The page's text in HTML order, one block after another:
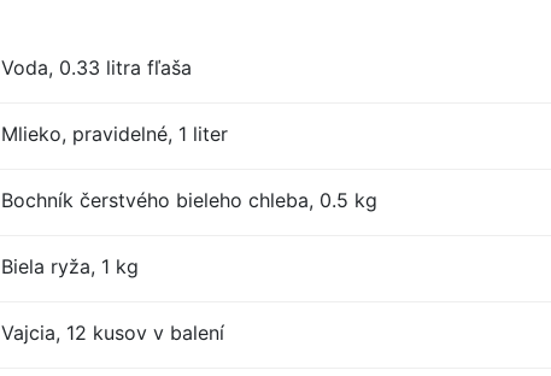
Voda, 0.33 litra fľaša
Mlieko, pravidelné, 1 liter
Bochník čerstvého bieleho chleba, 0.5 kg
Biela ryža, 1 kg
Vajcia, 12 kusov v balení